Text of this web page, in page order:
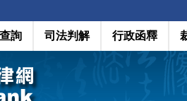
詢 司法判解 行政函釋